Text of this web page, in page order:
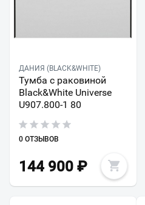
ДАНИЯ (BLACK&WHITE)
Тумба с раковиной
Black&White Universe
U907.800-1 80
0 ОТЗЫВОВ
144 900 ₽